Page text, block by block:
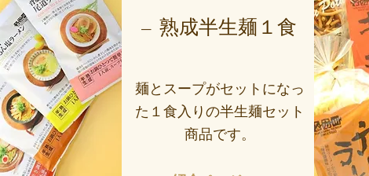
— 熟成半生麺１食
麺とスープがセットになっ
た１食入りの半生麺セット
商品です。